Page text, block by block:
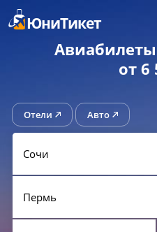
ЮниТикет
от 6
Отели Авто